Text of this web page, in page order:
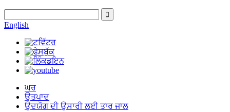
English
ਘਰ
ਉਤਪਾਦ
ਉਦਯੋਗ ਦੀ ਉਸਾਰੀ ਲਈ ਤਾਰ ਜਾਲ